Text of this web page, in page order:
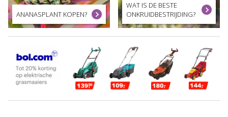
ANANASPLANT KOPEN?
WAT IS DE BESTE
ONKRUIDBESTRIJDING?